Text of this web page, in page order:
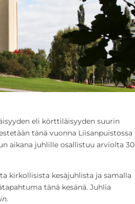
eli körttiläisyyden suurin
tänä vuonna Liisanpuistossa
aikana juhlille osallistuu arviolta 30
kirkollisista kesäjuhlista ja samalla
tänä kesänä. Juhlia
.